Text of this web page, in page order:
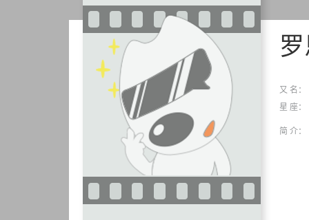
又 名：
星 座：
简 介：